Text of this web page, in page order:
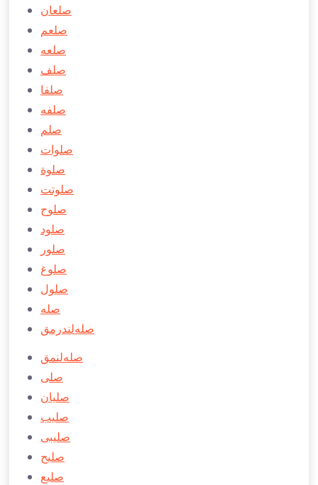
صلعان
صلعم
صلعه
صلف
صلفا
صلفه
صلم
صلوات
صلوة
صلوتت
صلوح
صلود
صلور
صلوغ
صلول
صله
صله‌لندرمق
صله‌لنمق
صلی
صليان
صلیب
صلیبی
صلیح
صلیع